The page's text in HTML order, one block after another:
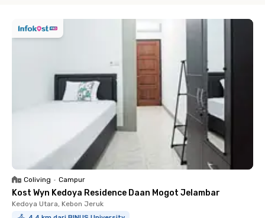
Coliving • Campur
Kost Wyn Kedoya Residence Daan Mogot Jelambar
Kedoya Utara, Kebon Jeruk